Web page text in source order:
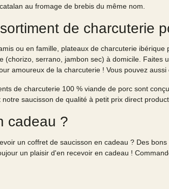
au fromage de brebis du même nom.
de charcuterie
ou en famille, plateaux de charcuterie
(chorizo, serrano, jambon sec) à domicile.
amoureux de la charcuterie ! Vous pouvez
de charcuterie 100 % viande de porc sont
saucisson de qualité à petit prix direct
cadeau ?
un coffret de saucisson en cadeau ? Des
un plaisir d'en recevoir en cadeau !